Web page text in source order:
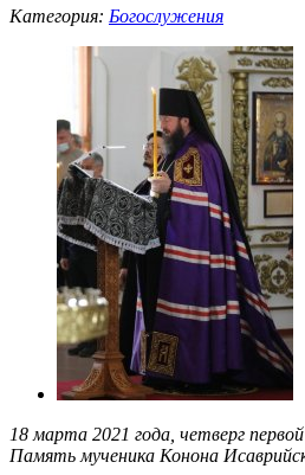
Категория: Богослужения
18 марта 2021 года, четверг
Память мученика Конона